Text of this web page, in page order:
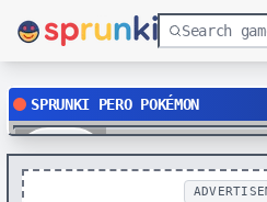
SPRUNKI PERO POKÉMON
Play